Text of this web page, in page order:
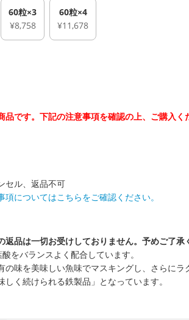
60粒×3
¥8,758
60粒×4
¥11,678
品です。下記の注意事項を確認の上、ご購入く
セル、返品不可
についてはこちらをご確認ください。
品は一切お受けしておりません。予めご了承
をバランスよく配合しています。
味を美味しい魚味でマスキングし、さらにラ
しく続けられる鉄製品」となっています。